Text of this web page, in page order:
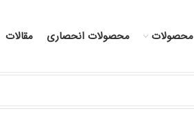
محصولات محصولات انحصاری مقالات